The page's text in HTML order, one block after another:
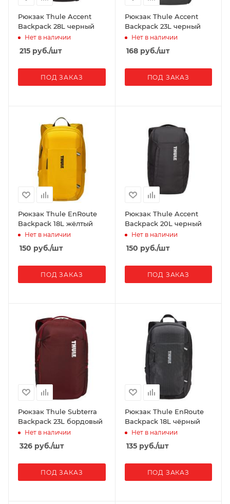
Рюкзак Thule Accent
Backpack 28L черный
Нет в наличии
215 руб./шт
ПОД ЗАКАЗ
Рюкзак Thule Accent
Backpack 23L черный
Нет в наличии
168руб./шт
ПОД ЗАКАЗ
Рюкзак Thule EnRoute
Backpack 18L жёлтый
Нет в наличии
150 руб./шт
ПОД ЗАКАЗ
Рюкзак Thule Accent
Backpack 20L черный
Нет в наличии
150 руб./шт
ПОД ЗАКАЗ
Рюкзак Thule Subterra
Backpack 23L бордовый
Нет в наличии
326 руб./шт
ПОД ЗАКАЗ
Рюкзак Thule EnRoute
Backpack 18L чёрный
Нет в наличии
135руб./шт
ПОД ЗАКАЗ